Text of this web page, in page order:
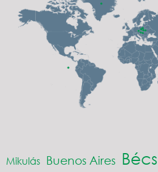
Mikulás Buenos Aires Bécs